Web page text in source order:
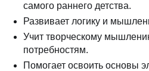
самого раннего детства.
Развивает логику и
Учит творческому
потребностям.
Помогает освоить основы